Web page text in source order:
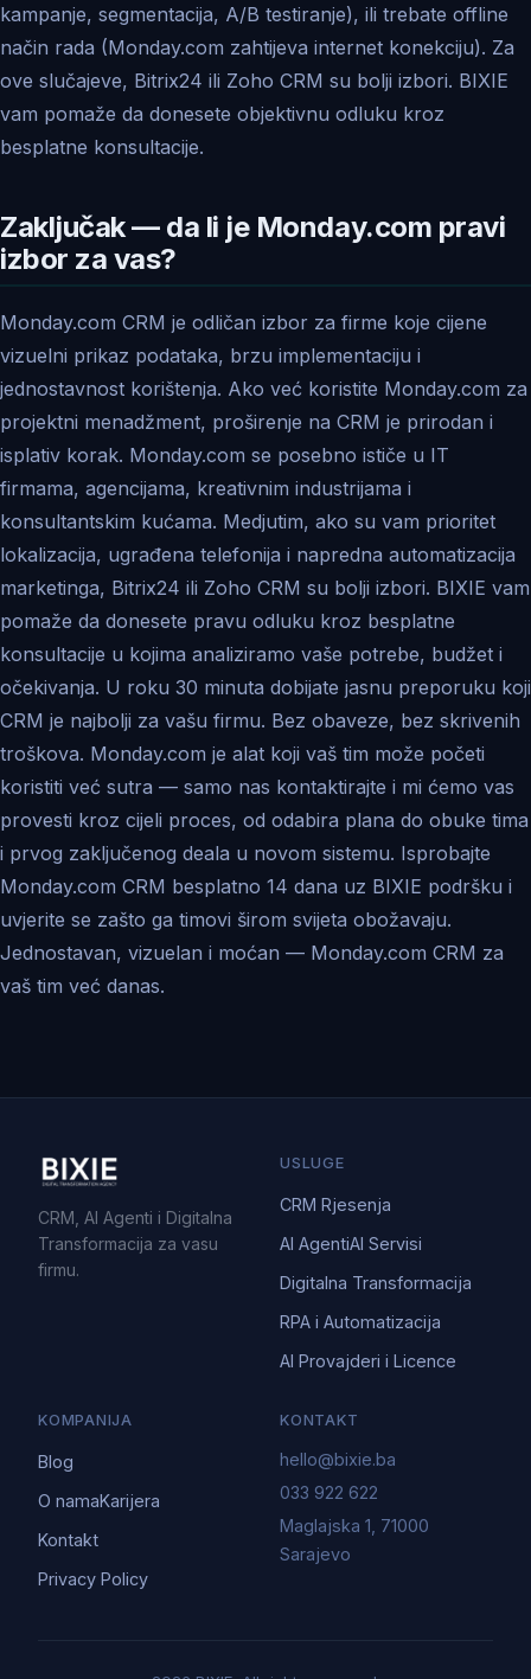
kampanje, segmentacija, A/B testiranje), ili trebate offline
način rada (Monday.com zahtijeva internet konekciju). Za
ove slučajeve, Bitrix24 ili Zoho CRM su bolji izbori. BIXIE
vam pomaže da donesete objektivnu odluku kroz
besplatne konsultacije.
Zaključak — da li je Monday.com pravi
izbor za vas?
Monday.com CRM je odličan izbor za firme koje cijene
vizuelni prikaz podataka, brzu implementaciju i
jednostavnost korištenja. Ako već koristite Monday.com za
projektni menadžment, proširenje na CRM je prirodan i
isplativ korak. Monday.com se posebno ističe u IT
firmama, agencijama, kreativnim industrijama i
konsultantskim kućama. Medjutim, ako su vam prioritet
lokalizacija, ugrađena telefonija i napredna automatizacija
marketinga, Bitrix24 ili Zoho CRM su bolji izbori. BIXIE vam
pomaže da donesete pravu odluku kroz besplatne
konsultacije u kojima analiziramo vaše potrebe, budžet i
očekivanja. U roku 30 minuta dobijate jasnu preporuku koji
CRM je najbolji za vašu firmu. Bez obaveze, bez skrivenih
troškova. Monday.com je alat koji vaš tim može početi
koristiti već sutra — samo nas kontaktirajte i mi ćemo vas
provesti kroz cijeli proces, od odabira plana do obuke tima
i prvog zaključenog deala u novom sistemu. Isprobajte
Monday.com CRM besplatno 14 dana uz BIXIE podršku i
uvjerite se zašto ga timovi širom svijeta obožavaju.
Jednostavan, vizuelan i moćan — Monday.com CRM za
vaš tim već danas.
CRM, AI Agenti i Digitalna
Transformacija za vasu
firmu.
USLUGE
CRM Rjesenja
AI AgentiAI Servisi
Digitalna Transformacija
RPA i Automatizacija
AI Provajderi i Licence
KOMPANIJA
Blog
O namaKarijera
Kontakt
Privacy Policy
KONTAKT
hello@bixie.ba
033 922 622
Maglajska 1, 71000
Sarajevo